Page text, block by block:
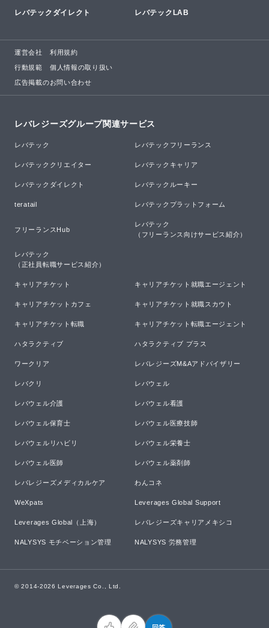
レバテックダイレクト レバテックLAB
運営会社 利用規約
行動規範 個人情報の取り扱い
広告掲載のお問い合わせ
レバレジーズグループ関連サービス
レバテック レバテックフリーランス
レバテッククリエイター レバテックキャリア
レバテックダイレクト レバテックルーキー
teratail レバテックプラットフォーム
フリーランスHub
レバテック
（フリーランス向けサービス紹介）
レバテック
（正社員転職サービス紹介）
キャリアチケット キャリアチケット就職エージェント
キャリアチケットカフェ キャリアチケット就職スカウト
キャリアチケット転職 キャリアチケット転職エージェント
ハタラクティブ ハタラクティブ プラス
ワークリア レバレジーズM&Aアドバイザリー
レバクリ レバウェル
レバウェル介護 レバウェル看護
レバウェル保育士 レバウェル医療技師
レバウェルリハビリ レバウェル栄養士
レバウェル医師 レバウェル薬剤師
レバレジーズメディカルケア わんコネ
WeXpats Leverages Global Support
Leverages Global（上海） レバレジーズキャリアメキシコ
NALYSYS モチベーション管理 NALYSYS 労務管理
© 2014-2026 Leverages Co., Ltd.